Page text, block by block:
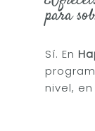
para
Sí. En
nivel,